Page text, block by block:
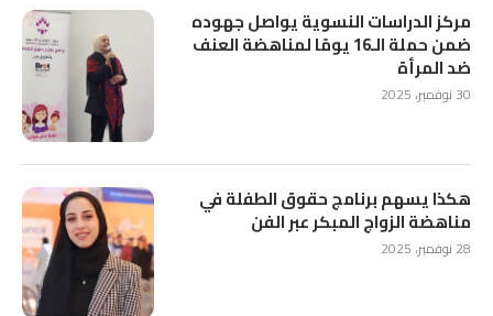
مركز الدراسات النسوية يواصل جهوده
ضمن حملة الـ16 يومًا لمناهضة العنف
ضد المرأة
30 نوفمبر، 2025
هكذا يسهم برنامج حقوق الطفلة في
مناهضة الزواج المبكر عبر الفن
28 نوفمبر، 2025